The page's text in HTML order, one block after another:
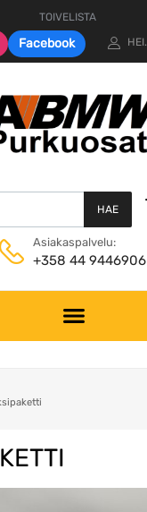
TOIVELISTA
Facebook HEI.
HAE
Asiakaspalvelu:
+358 44 9446906